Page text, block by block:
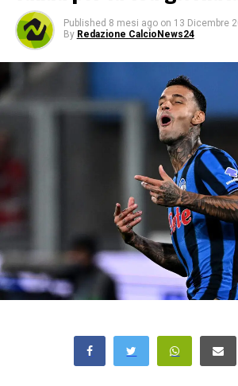
Published 8 mesi ago on 13 Dicembre
By Redazione CalcioNews24